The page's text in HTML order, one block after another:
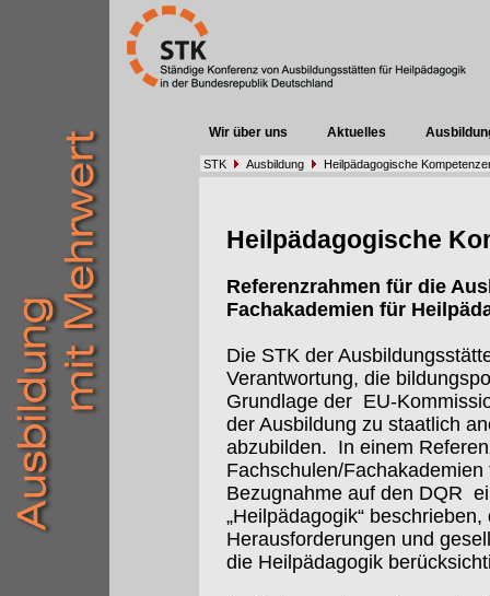
Wir über uns Aktuelles
STK Ausbildung Heilpädagogische
Heilpädagogische
Referenzrahmen für die
Fachakademien für
Die STK der
Verantwortung, die
Grundlage der EU-
der Ausbildung zu staatlich
abzubilden. In einem
Fachschulen/
Bezugnahme auf den DQR
„Heilpädagogik“
Herausforderungen und
die Heilpädagogik